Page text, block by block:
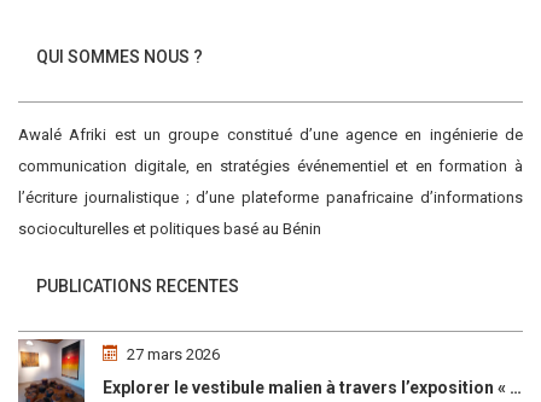
QUI SOMMES NOUS ?
Awalé Afriki est un groupe constitué d’une agence en ingénierie de
communication digitale, en stratégies événementiel et en formation à
l’écriture journalistique ; d’une plateforme panafricaine d’informations
socioculturelles et politiques basé au Bénin
PUBLICATIONS RECENTES
27 mars 2026
Explorer le vestibule malien à travers l’exposition « Maaya Bulon »